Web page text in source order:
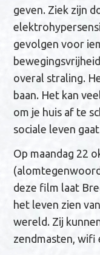
geven. Ziek zijn
gevolgen voor
overal straling.
baan. Het kan
om je huis af te
sociale leven
Op maandag 22
deze film laat
het leven zien
wereld. Zij
zendmasten, wifi